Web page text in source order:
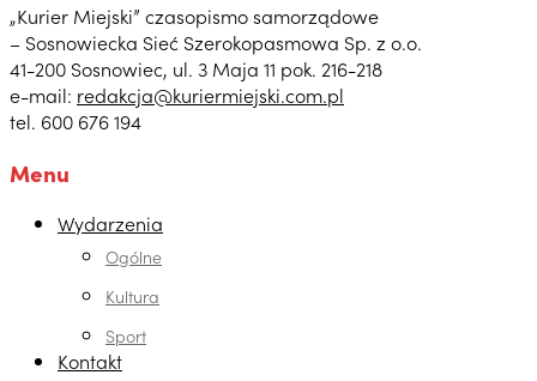
„Kurier Miejski” czasopismo samorządowe
– Sosnowiecka Sieć Szerokopasmowa Sp. z o.o.
41-200 Sosnowiec, ul. 3 Maja 11 pok. 216-218
e-mail: redakcja@kuriermiejski.com.pl
tel. 600 676 194
Menu
Wydarzenia
Ogólne
Kultura
Sport
Kontakt